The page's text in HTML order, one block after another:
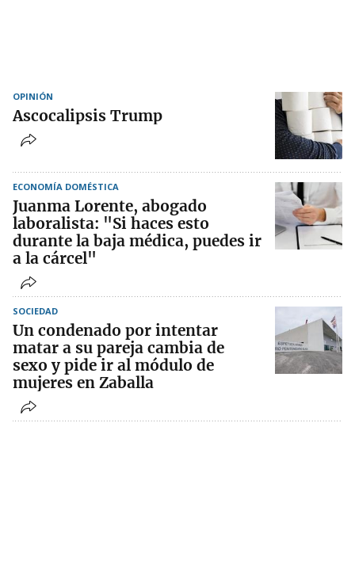
OPINIÓN
Ascocalipsis Trump
ECONOMÍA DOMÉSTICA
Juanma Lorente, abogado
laboralista: "Si haces esto
durante la baja médica, puedes ir
a la cárcel"
SOCIEDAD
Un condenado por intentar
matar a su pareja cambia de
sexo y pide ir al módulo de
mujeres en Zaballa